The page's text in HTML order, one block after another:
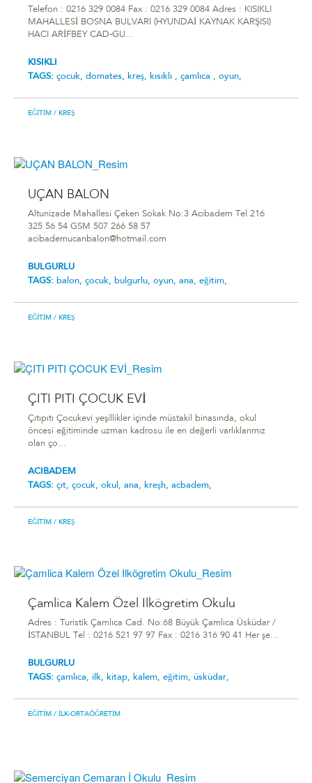
Telefon : 0216 329 0084 Fax : 0216 329 0084 Adres : KISIKLI
MAHALLESİ BOSNA BULVARI (HYUNDAİ KAYNAK KARŞISI)
HACI ARİFBEY CAD-GU...
KISIKLI
TAGS: çocuk, domates, kreş, kısıklı , çamlıca , oyun,
EĞITIM / KREŞ
UÇAN BALON
Altunizade Mahallesi Çeken Sokak No:3 Acıbadem Tel 216
325 56 54 GSM 507 266 58 57
acibademucanbalon@hotmail.com
BULGURLU
TAGS: balon, çocuk, bulgurlu, oyun, ana, eğitim,
EĞITIM / KREŞ
ÇITI PITI ÇOCUK EVİ
Çıtıpıtı Çocukevi yeşillikler içinde müstakil binasında, okul
öncesi eğitiminde uzman kadrosu ile en değerli varlıklarımız
olan ço...
ACIBADEM
TAGS: çıt, çocuk, okul, ana, kreşh, acbadem,
EĞITIM / KREŞ
Çamlica Kalem Özel Ilkögretim Okulu
Adres : Turistik Çamlıca Cad. No:68 Büyük Çamlıca Üsküdar /
İSTANBUL Tel : 0216 521 97 97 Fax : 0216 316 90 41 Her şe...
BULGURLU
TAGS: çamlıca, ilk, kitap, kalem, eğitim, üsküdar,
EĞITIM / İLK-ORTAÖĞRETIM